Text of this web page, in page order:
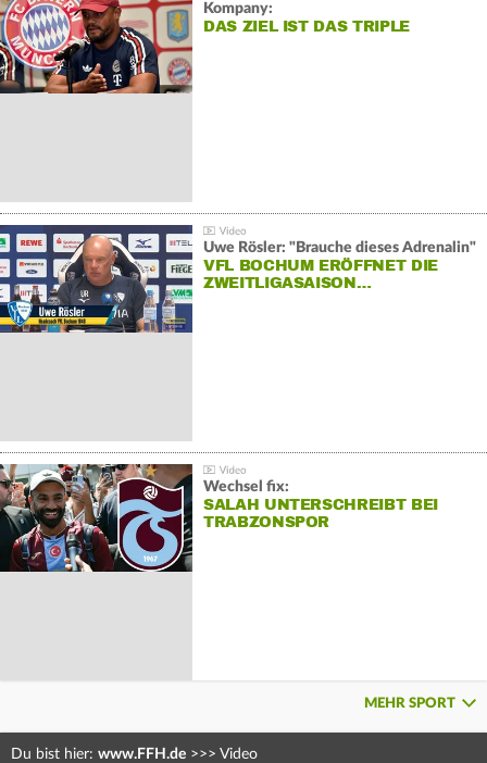
Kompany:
DAS ZIEL IST DAS TRIPLE
Uwe Rösler: "Brauche dieses Adrenalin"
VFL BOCHUM ERÖFFNET DIE
ZWEITLIGASAISON…
Wechsel fix:
SALAH UNTERSCHREIBT BEI
TRABZONSPOR
MEHR SPORT
Du bist hier: www.FFH.de >>> Video